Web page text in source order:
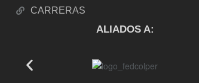
CARRERAS
ALIADOS A: